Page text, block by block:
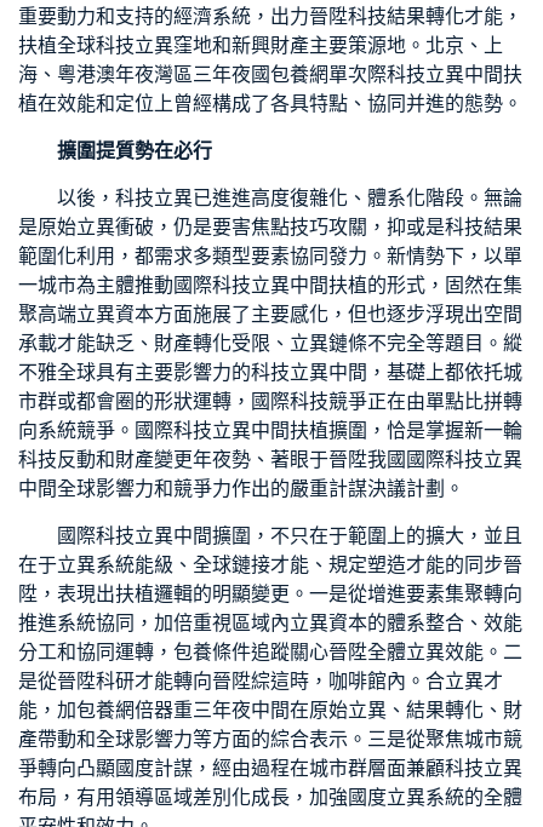
重要動力和支持的經濟系統，出力晉陞科技結果轉化才能，
扶植全球科技立異窪地和新興財產主要策源地。北京、上
海、粵港澳年夜灣區三年夜國包養網單次際科技立異中間扶
植在效能和定位上曾經構成了各具特點、協同并進的態勢。
擴圍提質勢在必行
以後，科技立異已進進高度復雜化、體系化階段。無論
是原始立異衝破，仍是要害焦點技巧攻關，抑或是科技結果
範圍化利用，都需求多類型要素協同發力。新情勢下，以單
一城市為主體推動國際科技立異中間扶植的形式，固然在集
聚高端立異資本方面施展了主要感化，但也逐步浮現出空間
承載才能缺乏、財產轉化受限、立異鏈條不完全等題目。縱
不雅全球具有主要影響力的科技立異中間，基礎上都依托城
市群或都會圈的形狀運轉，國際科技競爭正在由單點比拼轉
向系統競爭。國際科技立異中間扶植擴圍，恰是掌握新一輪
科技反動和財產變更年夜勢、著眼于晉陞我國國際科技立異
中間全球影響力和競爭力作出的嚴重計謀決議計劃。
國際科技立異中間擴圍，不只在于範圍上的擴大，並且
在于立異系統能級、全球鏈接才能、規定塑造才能的同步晉
陞，表現出扶植邏輯的明顯變更。一是從增進要素集聚轉向
推進系統協同，加倍重視區域內立異資本的體系整合、效能
分工和協同運轉， 包養條件追蹤關心晉陞全體立異效能。二
是從晉陞科研才能轉向晉陞綜這時，咖啡館內。合立異才
能，加包養網倍器重三年夜中間在原始立異、結果轉化、財
產帶動和全球影響力等方面的綜合表示。三是從聚焦城市競
爭轉向凸顯國度計謀，經由過程在城市群層面兼顧科技立異
布局，有用領導區域差別化成長，加強國度立異系統的全體